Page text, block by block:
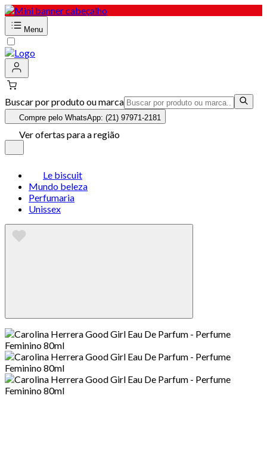
Menu
Buscar por produto ou marca
Compre pelo WhatsApp: (21) 97971-2181
Ver ofertas para a região
Le biscuit
Mundo beleza
Perfumaria
Unissex